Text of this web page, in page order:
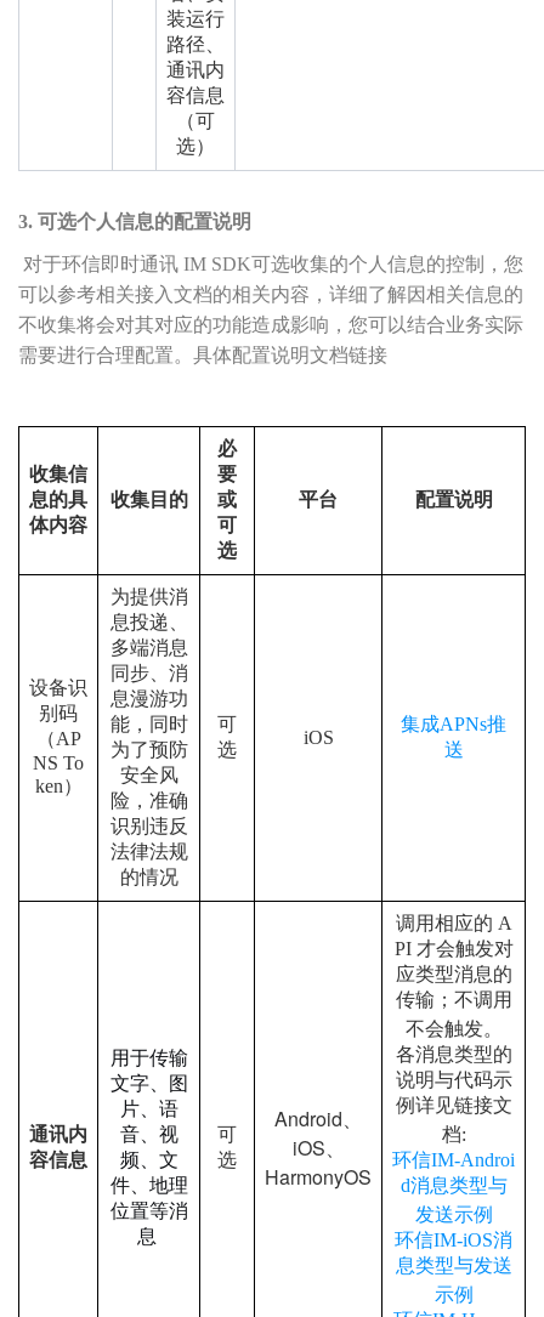
装运行
路径、
通讯内
容信息
（可
选）
3. 可选个人信息的配置说明
对于环信即时通讯 IM SDK可选收集的个人信息的控制，您
可以参考相关接入文档的相关内容，详细了解因相关信息的
不收集将会对其对应的功能造成影响，您可以结合业务实际
需要进行合理配置。具体配置说明文档链接
收集信
息的具
体内容
收集目的
必
要
或
可
选
平台 配置说明
设备识
别码
（AP
NS To
ken）
为提供消
息投递、
多端消息
同步、消
息漫游功
能，同时
为了预防
安全风
险，准确
识别违反
法律法规
的情况
可
选
iOS
集成APNs推
送
通讯内
容信息
用于传输
文字、图
片、语
音、视
频、文
件、地理
位置等消
息
可
选
Android、
iOS、
HarmonyOS
调用相应的 A
PI 才会触发对
应类型消息的
传输；不调用
不会触发。
各消息类型的
说明与代码示
例详见链接文
档:
环信IM-Androi
d消息类型与
发送示例
环信IM-iOS消
息类型与发送
示例